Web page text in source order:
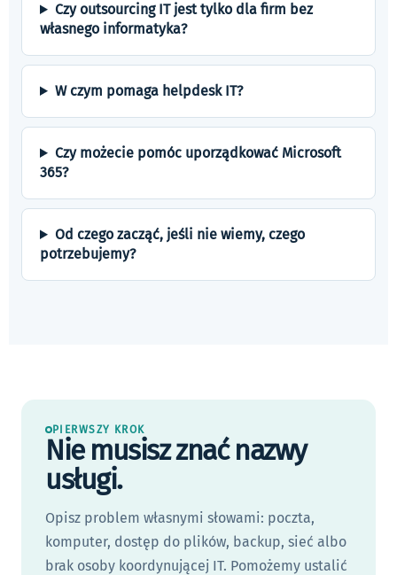
Czy outsourcing IT jest tylko dla firm bez
własnego informatyka?
W czym pomaga helpdesk IT?
Czy możecie pomóc uporządkować Microsoft
365?
Od czego zacząć, jeśli nie wiemy, czego
potrzebujemy?
PIERWSZY KROK
Nie musisz znać nazwy
usługi.
Opisz problem własnymi słowami: poczta,
komputer, dostęp do plików, backup, sieć albo
brak osoby koordynującej IT. Pomożemy ustalić